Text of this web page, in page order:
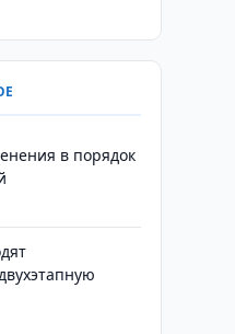
в порядок